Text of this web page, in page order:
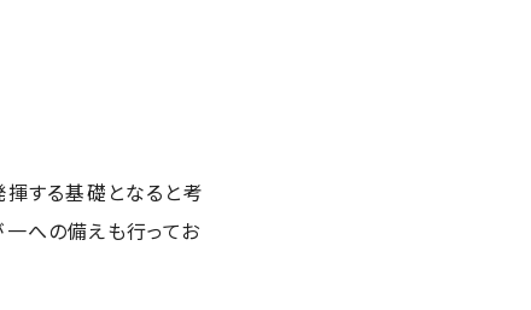
揮する基礎となると考
への備えも行ってお